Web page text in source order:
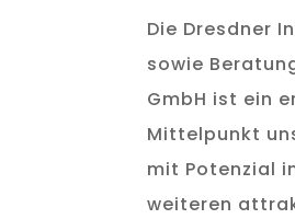
Die Dresdner
sowie
GmbH ist ein
Mittelpunkt
mit Potenzial
weiteren